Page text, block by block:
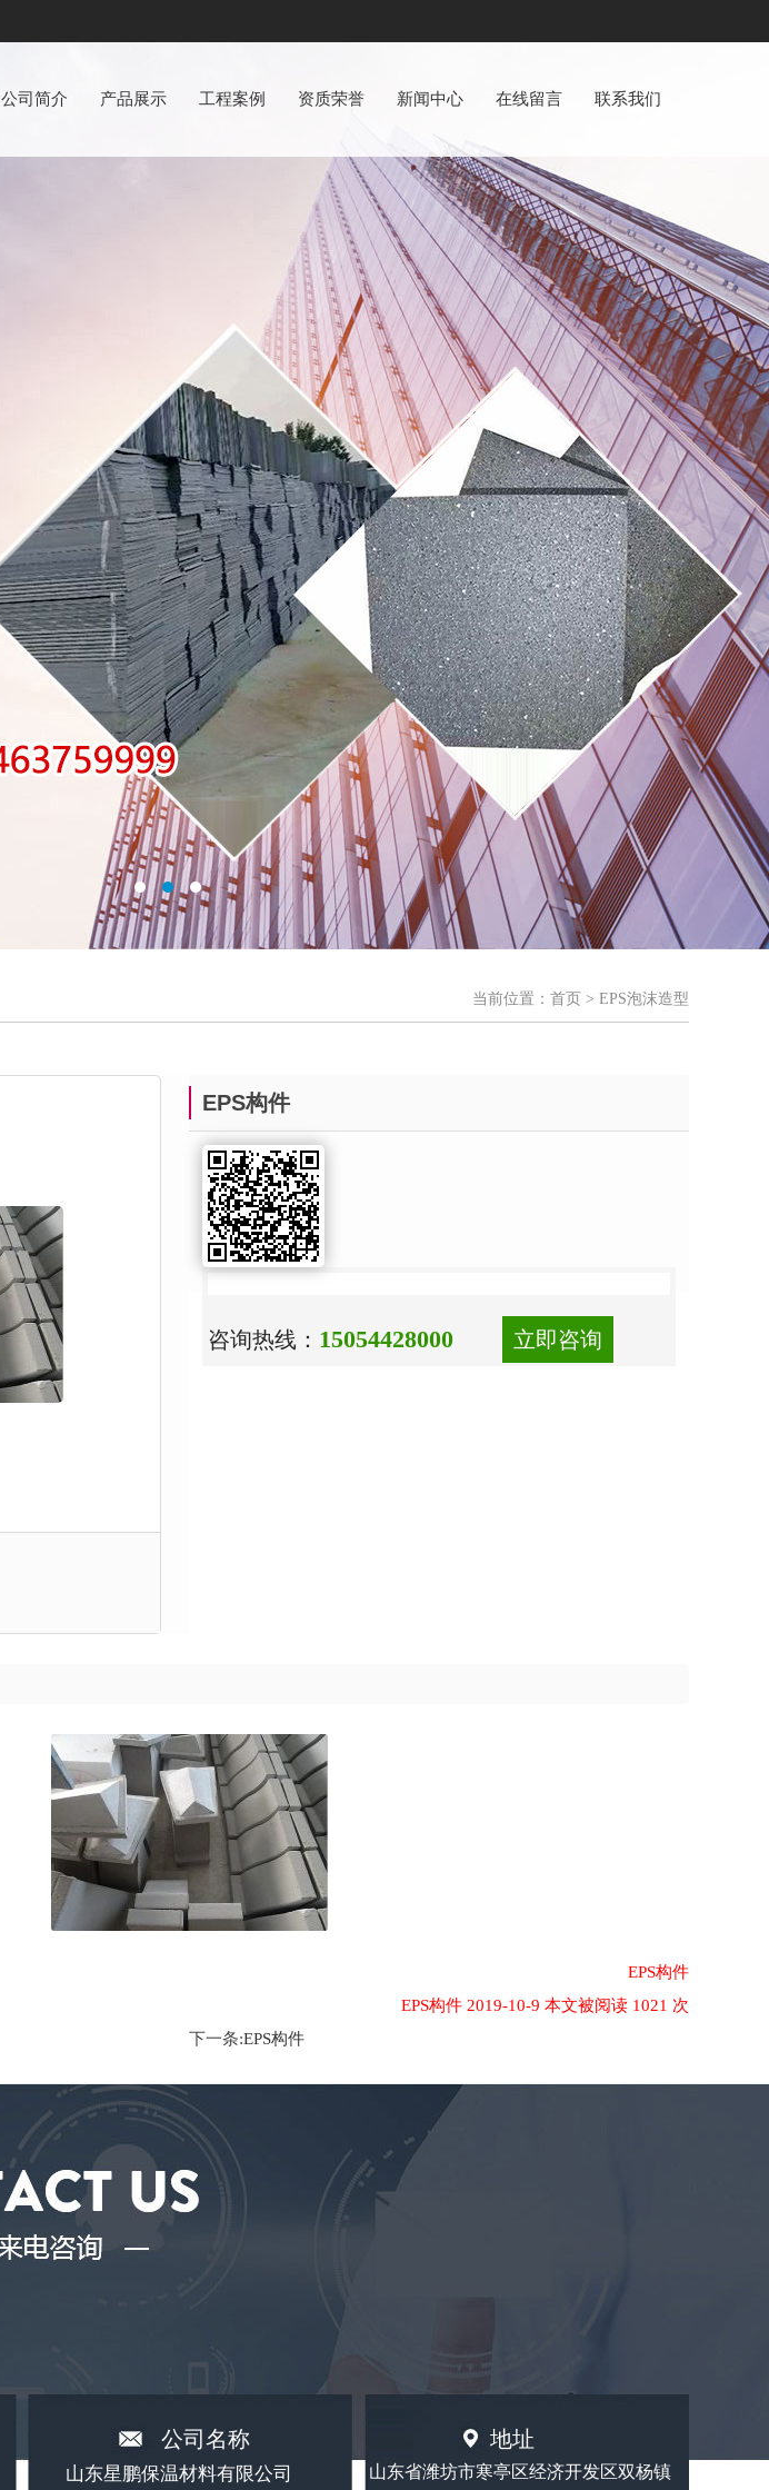
公司简介 产品展示 工程案例 资质荣誉 新闻中心 在线留言 联系我们
当前位置： 首页 > EPS泡沫造型
EPS构件
咨询热线： 15054428000 立即咨询
EPS构件
EPS构件 2019-10-9 本文被阅读 1021 次
下一条:EPS构件
公司名称
山东星鹏保温材料有限公司
地址
山东省潍坊市寒亭区经济开发区双杨镇